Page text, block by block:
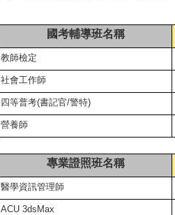
國考輔導班名稱
教師檢定
社會工作師
四等普考(書記官/警特)
營養師
專業證照班名稱
醫學資訊管理師
ACU 3dsMax